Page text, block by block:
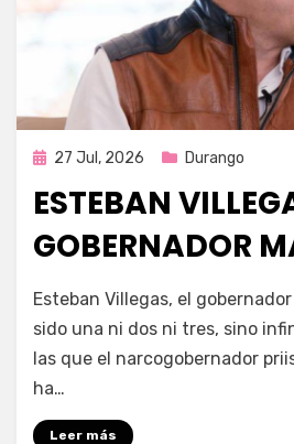
Publicada
27 Jul, 2026 Durango
ESTEBAN
GOBERNADOR
por Fernando Miranda Servín
Esteban Villegas, el
sido una ni dos ni tres, sino
las que el narcogobernador
ha…
Leer más